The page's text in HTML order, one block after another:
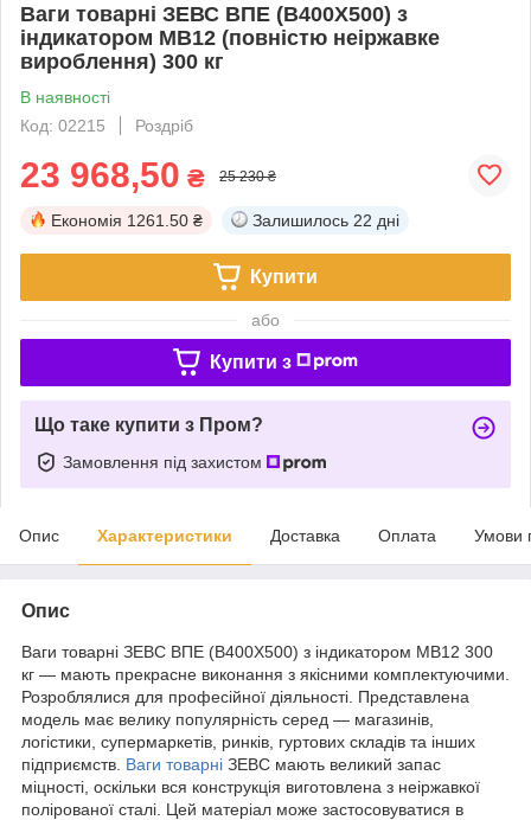
Ваги товарні ЗЕВС ВПЕ (B400Х500) з
індикатором MB12 (повністю неіржавке
вироблення) 300 кг
В наявності
Код: 02215
Роздріб
23 968,50 ₴ 25 230 ₴
Економія 1261.50 ₴ Залишилось 22 дні
Купити
або
Купити з
Що таке купити з Пром?
Замовлення під захистом
Опис Характеристики Доставка Оплата Умови
Опис
Ваги товарні ЗЕВС ВПЕ (B400Х500) з індикатором МВ12 300
кг — мають прекрасне виконання з якісними комплектуючими.
Розроблялися для професійної діяльності. Представлена
модель має велику популярність серед — магазинів,
логістики, супермаркетів, ринків, гуртових складів та інших
підприємств. Ваги товарні ЗЕВС мають великий запас
міцності, оскільки вся конструкція виготовлена з неіржавкої
полірованої сталі. Цей матеріал може застосовуватися в